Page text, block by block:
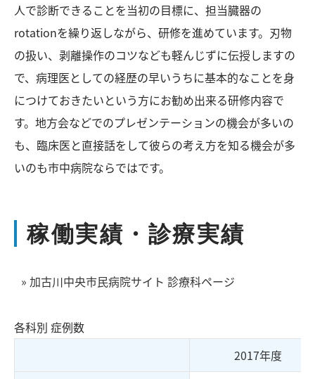
人で診断できることを当初の目標に、担当臓器の
rotationを繰り返しながら、研修を進めています。刃物
の扱い、剥離操作のコツなども軽んじずに伝授しますの
で、病理医としての経歴の早いうちに基本的なことを身
につけておきたいという方にお勧め出来る研修内容で
す。地方会などでのプレゼンテーションの機会が多いの
も、臨床医と直接話をして彼らの考え方を知る機会が多
いのも市中病院ならではです。
稼働実績・診療実績
» 加古川中央市民病院サイト 診療科ページ
各科別 症例数
2017年度